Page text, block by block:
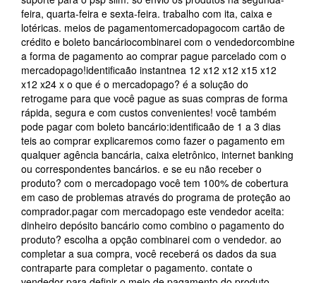
feira, quarta-feira e sexta-feira. trabalho com ita, caixa e
lotéricas. meios de pagamentomercadopagocom cartão de
crédito e boleto bancáriocombinarei com o vendedorcombine
a forma de pagamento ao comprar pague parcelado com o
mercadopago!identificaão instantnea 12 x12 x12 x15 x12
x12 x24 x o que é o mercadopago? é a solução do
retrogame para que você pague as suas compras de forma
rápida, segura e com custos convenientes! você também
pode pagar com boleto bancário:identificaão de 1 a 3 dias
teis ao comprar explicaremos como fazer o pagamento em
qualquer agência bancária, caixa eletrônico, internet banking
ou correspondentes bancários. e se eu não receber o
produto? com o mercadopago você tem 100% de cobertura
em caso de problemas através do programa de proteção ao
comprador.pagar com mercadopago este vendedor aceita:
dinheiro depósito bancário como combino o pagamento do
produto? escolha a opção combinarei com o vendedor. ao
completar a sua compra, você receberá os dados da sua
contraparte para completar o pagamento. contate o